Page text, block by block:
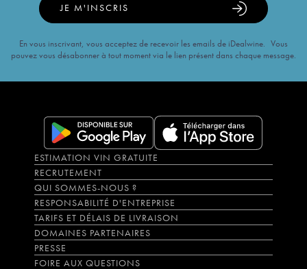
JE M'INSCRIS
En vous inscrivant, vous acceptez de recevoir les emails de iDealwine. Vous
pouvez vous désabonner à tout moment via le lien présent dans chaque message.
ESTIMATION VIN GRATUITE
RECRUTEMENT
QUI SOMMES-NOUS ?
RESPONSABILITÉ D'ENTREPRISE
TARIFS ET DÉLAIS DE LIVRAISON
DOMAINES PARTENAIRES
PRESSE
FOIRE AUX QUESTIONS